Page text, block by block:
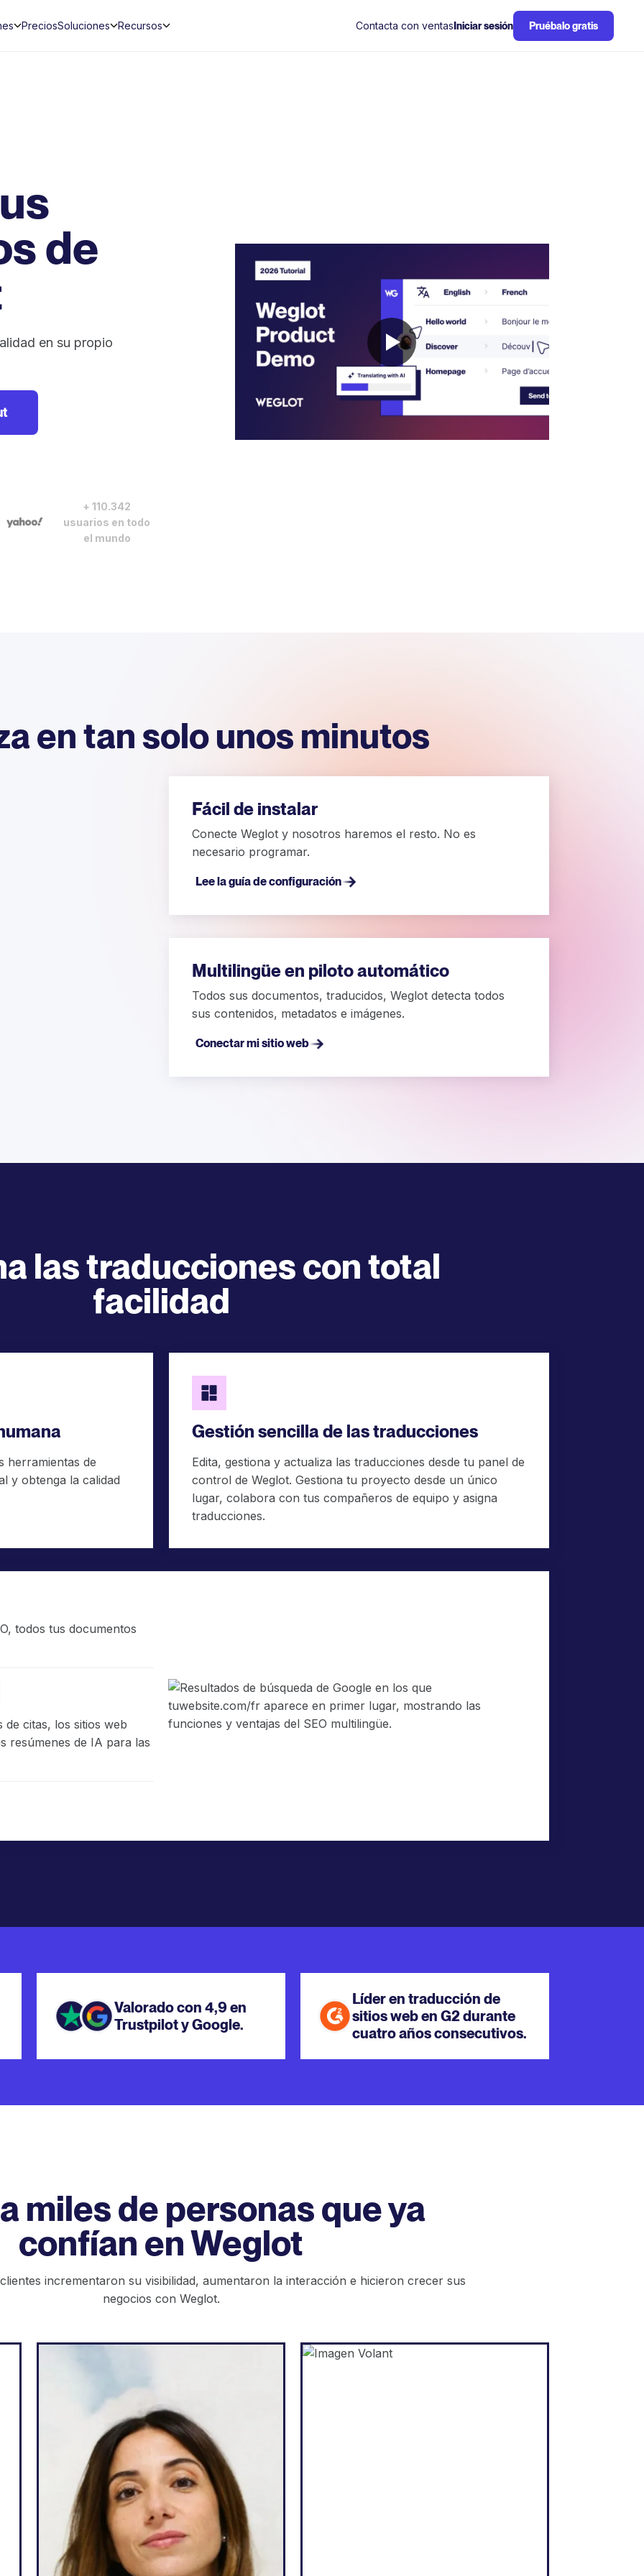
PreciosSoluciones Recursos Contacta con ventas Iniciar sesión Pruébalo gratis
de
en su propio
+ 110.342
usuarios en todo
el mundo
en tan solo unos minutos
Fácil de instalar
Conecte Weglot y nosotros haremos el resto. No es
necesario programar.
Lee la guía de configuración
Multilingüe en piloto automático
Todos sus documentos, traducidos, Weglot detecta todos
sus contenidos, metadatos e imágenes.
Conectar mi sitio web
las traducciones con total
facilidad
herramientas de
y obtenga la calidad
Gestión sencilla de las traducciones
Edita, gestiona y actualiza las traducciones desde tu panel de
control de Weglot. Gestiona tu proyecto desde un único
lugar, colabora con tus compañeros de equipo y asigna
traducciones.
todos tus documentos
de citas, los sitios web
resúmenes de IA para las
Valorado con 4,9 en
Trustpilot y Google.
Líder en traducción de
sitios web en G2 durante
cuatro años consecutivos.
miles de personas que ya
confían en Weglot
incrementaron su visibilidad, aumentaron la interacción e hicieron crecer sus
negocios con Weglot.
"Weglot es genial porque se
corresponde con mis
necesidades y con lo que
puedo prometer a mis
clientes: una forma fácil de